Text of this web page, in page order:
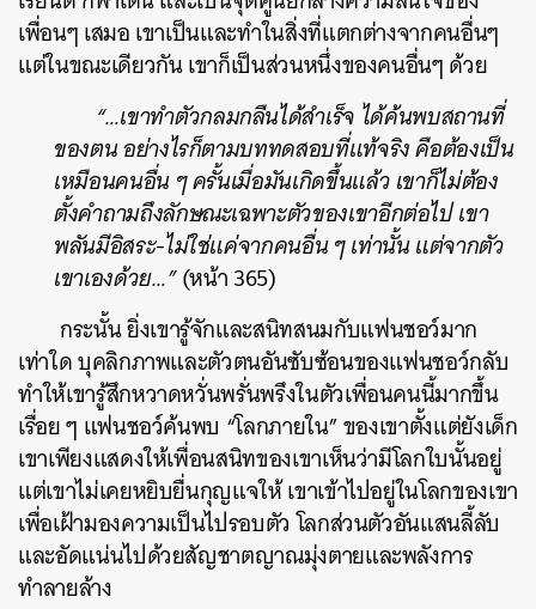
เพื่อนๆ เสมอ เขาเป็นและทำในสิ่งที่แตกต่างจากคนอื่นๆ
แต่ในขณะเดียวกัน เขาก็เป็นส่วนหนึ่งของคนอื่นๆ ด้วย
“…เขาทำตัวกลมกลืนได้สำเร็จ ได้ค้นพบสถานที่
ของตน อย่างไรก็ตามบททดสอบที่แท้จริง คือต้องเป็น
เหมือนคนอื่น ๆ ครั้นเมื่อมันเกิดขึ้นแล้ว เขาก็ไม่ต้อง
ตั้งคำถามถึงลักษณะเฉพาะตัวของเขาอีกต่อไป เขา
พลันมีอิสระ-ไม่ใช่แค่จากคนอื่น ๆ เท่านั้น แต่จากตัว
เขาเองด้วย…”(หน้า 365)
กระนั้น ยิ่งเขารู้จักและสนิทสนมกับแฟนชอว์มาก
เท่าใด บุคลิกภาพและตัวตนอันซับซ้อนของแฟนชอว์กลับ
ทำให้เขารู้สึกหวาดหวั่นพรั่นพรึงในตัวเพื่อนคนนี้มากขึ้น
เรื่อย ๆ แฟนชอว์ค้นพบ “โลกภายใน” ของเขาตั้งแต่ยังเด็ก
เขาเพียงแสดงให้เพื่อนสนิทของเขาเห็นว่ามีโลกใบนั้นอยู่
แต่เขาไม่เคยหยิบยื่นกุญแจให้ เขาเข้าไปอยู่ในโลกของเขา
เพื่อเฝ้ามองความเป็นไปรอบตัว โลกส่วนตัวอันแสนลี้ลับ
และอัดแน่นไปด้วยสัญชาตญาณมุ่งตายและพลังการ
ทำลายล้าง